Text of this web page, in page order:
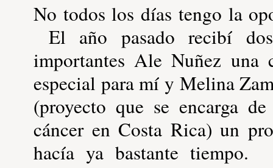
No todos los días tengo la
El año pasado recibí
importantes Ale Nuñez una
especial para mí y Melina
(proyecto que se encarga
cáncer en Costa Rica) un
hacía ya bastante tiempo.